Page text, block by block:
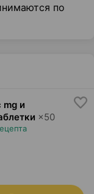
по
mg и
×50